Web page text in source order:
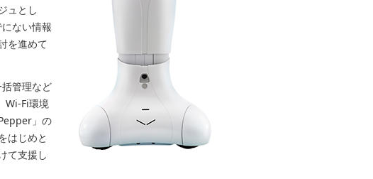
ュとし
ない情報
を進めて
管理など
Wi-Fi環境
」の
はじめと
て支援し